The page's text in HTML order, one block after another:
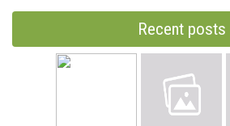
Recent posts